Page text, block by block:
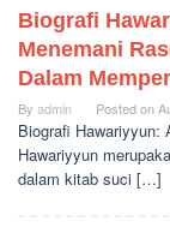
Biografi
Menemani
Dalam
By admin Posted on
Biografi Hawariyyun:
Hawariyyun
dalam kitab suci […]